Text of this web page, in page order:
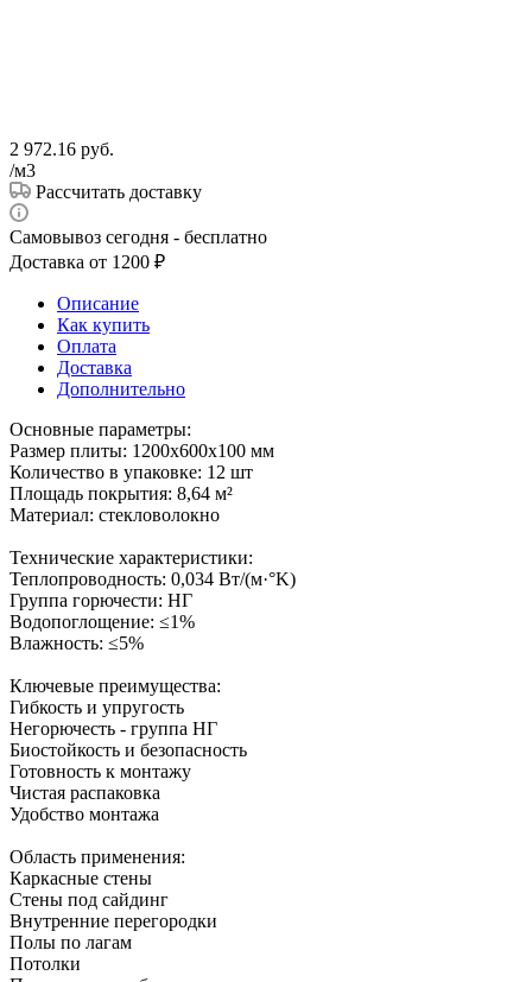
2 972.16 руб.
/м3
Рассчитать доставку
Самовывоз сегодня - бесплатно
Доставка от 1200 ₽
Описание
Как купить
Оплата
Доставка
Дополнительно
Основные параметры:
Размер плиты: 1200х600х100 мм
Количество в упаковке: 12 шт
Площадь покрытия: 8,64 м²
Материал: стекловолокно
Технические характеристики:
Теплопроводность: 0,034 Вт/(м·°K)
Группа горючести: НГ
Водопоглощение: ≤1%
Влажность: ≤5%
Ключевые преимущества:
Гибкость и упругость
Негорючесть - группа НГ
Биостойкость и безопасность
Готовность к монтажу
Чистая распаковка
Удобство монтажа
Область применения:
Каркасные стены
Стены под сайдинг
Внутренние перегородки
Полы по лагам
Потолки